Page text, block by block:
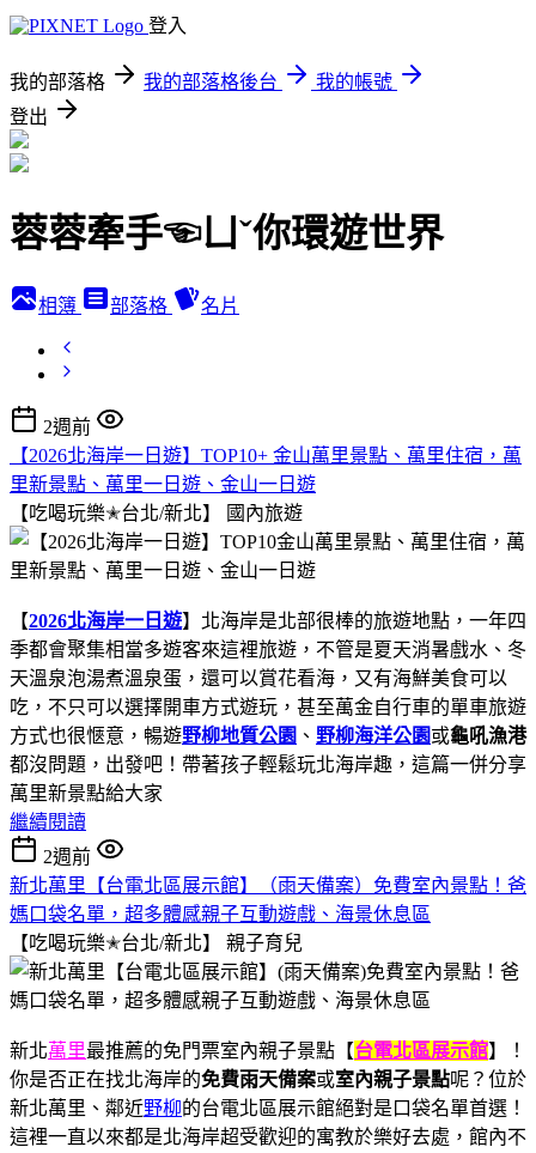
登入
我的部落格 我的部落格後台
我的帳號
登出
蓉蓉牽手☜ㄩˇ你環遊世界
相簿 部落格 名片
2週前
【2026北海岸一日遊】TOP10+ 金山萬里景點、萬里住宿，萬
里新景點、萬里一日遊、金山一日遊
【吃喝玩樂✭台北/新北】
國內旅遊
【2026北海岸一日遊】北海岸是北部很棒的旅遊地點，一年四
季都會聚集相當多遊客來這裡旅遊，不管是夏天消暑戲水、冬
天溫泉泡湯煮溫泉蛋，還可以賞花看海，又有海鮮美食可以
吃，不只可以選擇開車方式遊玩，甚至萬金自行車的單車旅遊
方式也很愜意，暢遊野柳地質公園 、 野柳海洋公園或龜吼漁港
都沒問題，出發吧！帶著孩子輕鬆玩北海岸趣，這篇一併分享
萬里新景點給大家
繼續閱讀
2週前
新北萬里【台電北區展示館】（雨天備案）免費室內景點！爸
媽口袋名單，超多體感親子互動遊戲、海景休息區
【吃喝玩樂✭台北/新北】 親子育兒
新北萬里最推薦的免門票室內親子景點【台電北區展示館】！
你是否正在找北海岸的免費雨天備案或室內親子景點呢？位於
新北萬里、鄰近野柳的台電北區展示館絕對是口袋名單首選！
這裡一直以來都是北海岸超受歡迎的寓教於樂好去處，館內不